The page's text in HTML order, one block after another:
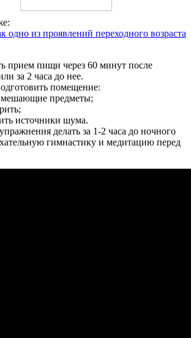
одно из проявлений переходного возраста
прием пищи через 60 минут после
за 2 часа до нее.
помещение:
мешающие предметы;
источники шума.
делать за 1-2 часа до ночного
гимнастику и медитацию перед